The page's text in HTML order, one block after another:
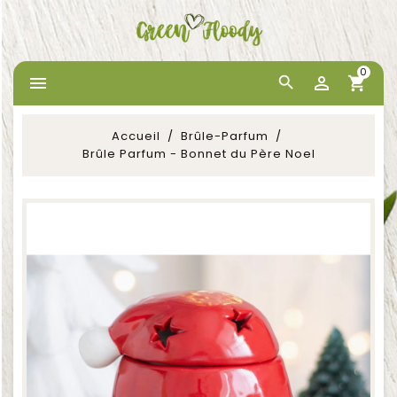


0
Accueil
Brûle-Parfum
Brûle Parfum - Bonnet du Père Noel